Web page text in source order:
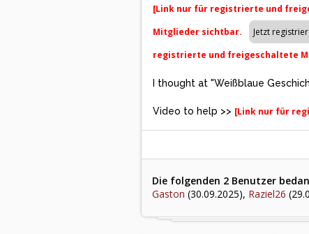
[Link nur für registrierte und
Mitglieder sichtbar.
registrierte und freigeschaltete
I thought at "Weißblaue
Video to help >> [Link nur für
Die folgenden 2 Benutzer
Gaston (30.09.2025), Raziel26